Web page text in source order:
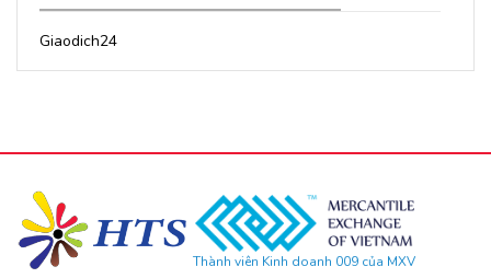
Giaodich24
Thành viên Kinh doanh 009 của MXV